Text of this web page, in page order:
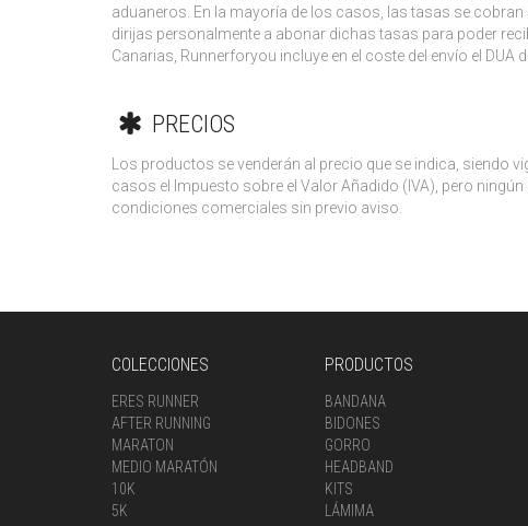
aduaneros. En la mayoría de los casos, las tasas se
dirijas personalmente a abonar dichas tasas para poder
Canarias, Runnerforyou incluye en el coste del envío el DUA
PRECIOS
Los productos se venderán al precio que se indica, siendo
casos el Impuesto sobre el Valor Añadido (IVA), pero
condiciones comerciales sin previo aviso.
COLECCIONES
ERES RUNNER
AFTER RUNNING
MARATON
MEDIO MARATÓN
10K
5K
PRODUCTOS
BANDANA
BIDONES
GORRO
HEADBAND
KITS
LÁMIMA